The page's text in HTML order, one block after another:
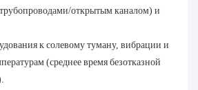
открытым каналом) и
к солевому туману, вибрации и
(среднее время безотказной